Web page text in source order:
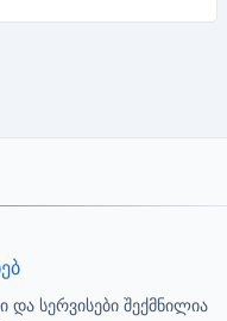
და სერვისები შექმნილია